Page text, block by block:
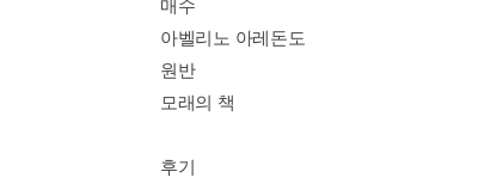
매수
아벨리노 아레돈도
원반
모래의 책
후기